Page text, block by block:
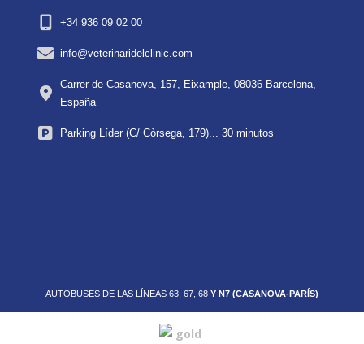
+34 936 09 02 00
info@veterinaridelclinic.com
Carrer de Casanova, 157, Eixample, 08036 Barcelona,
España
Parking Líder (C/ Còrsega, 179)... 30 minutos
AUTOBUSES DE LAS LÍNEAS 63, 67, 68 Y N7 (CASANOVA-PARÍS)